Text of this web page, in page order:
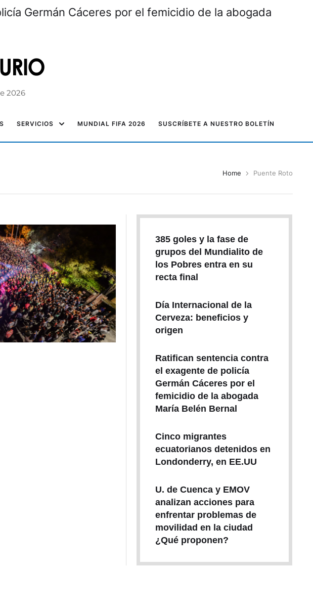
Germán Cáceres por el femicidio de la abogada
2026
SERVICIOS MUNDIAL FIFA 2026 SUSCRÍBETE A NUESTRO BOLETÍN
Home Puente Roto
385 goles y la fase de
grupos del Mundialito de
los Pobres entra en su
recta final
Día Internacional de la
Cerveza: beneficios y
origen
Ratifican sentencia contra
el exagente de policía
Germán Cáceres por el
femicidio de la abogada
María Belén Bernal
Cinco migrantes
ecuatorianos detenidos en
Londonderry, en EE.UU
U. de Cuenca y EMOV
analizan acciones para
enfrentar problemas de
movilidad en la ciudad
¿Qué proponen?